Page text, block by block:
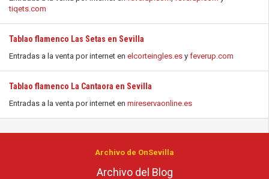
tiqets.com
Tablao flamenco Las Setas en Sevilla
Entradas a la venta por internet en elcorteingles.es y feverup.com
Tablao flamenco La Cantaora en Sevilla
Entradas a la venta por internet en mireservaonline.es
Archivo de OnSevilla
Archivo del Blog